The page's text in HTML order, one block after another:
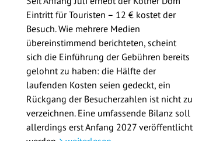
Eintritt für Touristen – 12 € kostet der
Besuch. Wie mehrere Medien
übereinstimmend berichteten, scheint
sich die Einführung der Gebühren bereits
gelohnt zu haben: die Hälfte der
laufenden Kosten seien gedeckt, ein
Rückgang der Besucherzahlen ist nicht zu
verzeichnen. Eine umfassende Bilanz soll
allerdings erst Anfang 2027 veröffentlicht